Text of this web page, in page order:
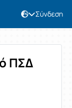
Σύνδεση
ΠΣΔ